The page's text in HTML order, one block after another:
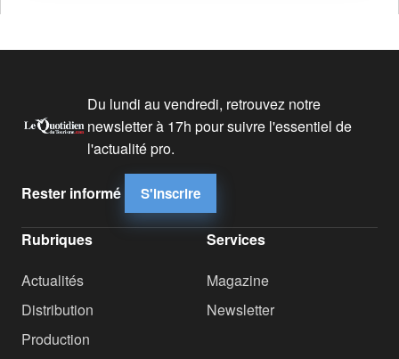
Du lundi au vendredi, retrouvez notre
newsletter à 17h pour suivre l'essentiel de
l'actualité pro.
Rester informé S'inscrire
Rubriques
Actualités
Distribution
Production
Services
Magazine
Newsletter